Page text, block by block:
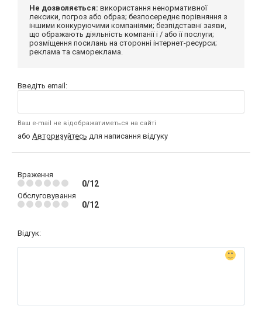
Не дозволяється: використання ненормативної
лексики, погроз або образ; безпосереднє порівняння з
іншими конкуруючими компаніями; безпідставні заяви,
що ображають діяльність компанії і / або її послуги;
розміщення посилань на сторонні інтернет-ресурси;
реклама та самореклама.
Введіть email:
Ваш e-mail не відображатиметься на сайті
або Авторизуйтесь для написання відгуку
Враження
0/12
Обслуговування
0/12
Відгук: